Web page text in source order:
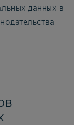
данных в